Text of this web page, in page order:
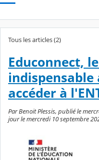
Tous les articles (2)
Educonnect,
accéder à
Par Benoit Plessis, publié le
jour le mercredi 10 septembre